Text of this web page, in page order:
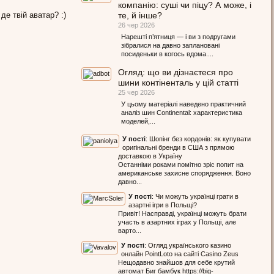
твій аватар? :)
компанію: суші чи піцу? А може, і
те, й інше?
26 чер 2026
Нарешті п’ятниця — і ви з подругами
зібралися на давно заплановані
посиденьки в когось вдома....
Огляд: що ви дізнаєтеся про
шини контіненталь у цій статті
25 чер 2026
У цьому матеріалі наведено практичний
аналіз шин Continental: характеристика
моделей,...
У пості: Шопінг без кордонів: як купувати
оригінальні бренди в США з прямою
доставкою в Україну
Останніми роками помітно зріс попит на
американське захисне спорядження. Воно
давно...
У пості: Чи можуть українці грати в
азартні ігри в Польщі?
Привіт! Насправді, українці можуть брати
участь в азартних іграх у Польщі, але
варто...
У пості: Огляд українського казино
онлайн PointLoto на сайті Casino Zeus
Нещодавно знайшов для себе крутий
автомат Биг бамбук https://big-